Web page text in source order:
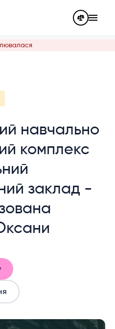
навчально
комплекс
заклад -